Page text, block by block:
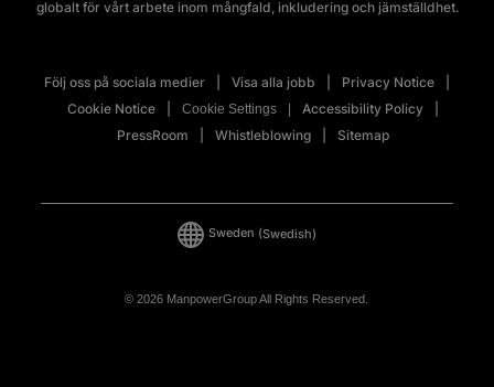
globalt för vårt arbete inom mångfald, inkludering och jämställdhet.
Följ oss på sociala medier Visa alla jobb
Privacy Notice
Cookie Notice
Cookie Settings
Accessibility Policy
PressRoom
Whistleblowing Sitemap
© 2026 ManpowerGroup All Rights Reserved.
Sweden (Swedish)